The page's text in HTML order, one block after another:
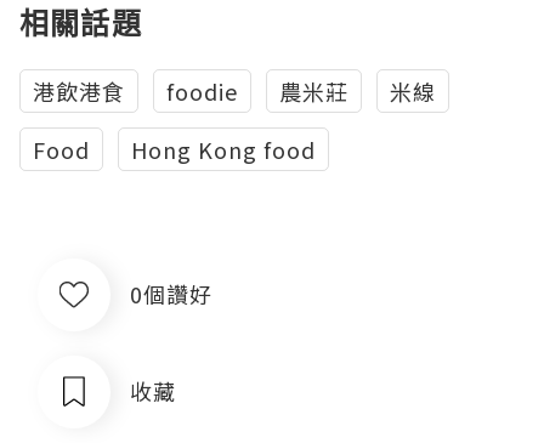
相關話題
港飲港食 foodie 農米莊
米線
Food
Hong Kong food
0個讚好
收藏